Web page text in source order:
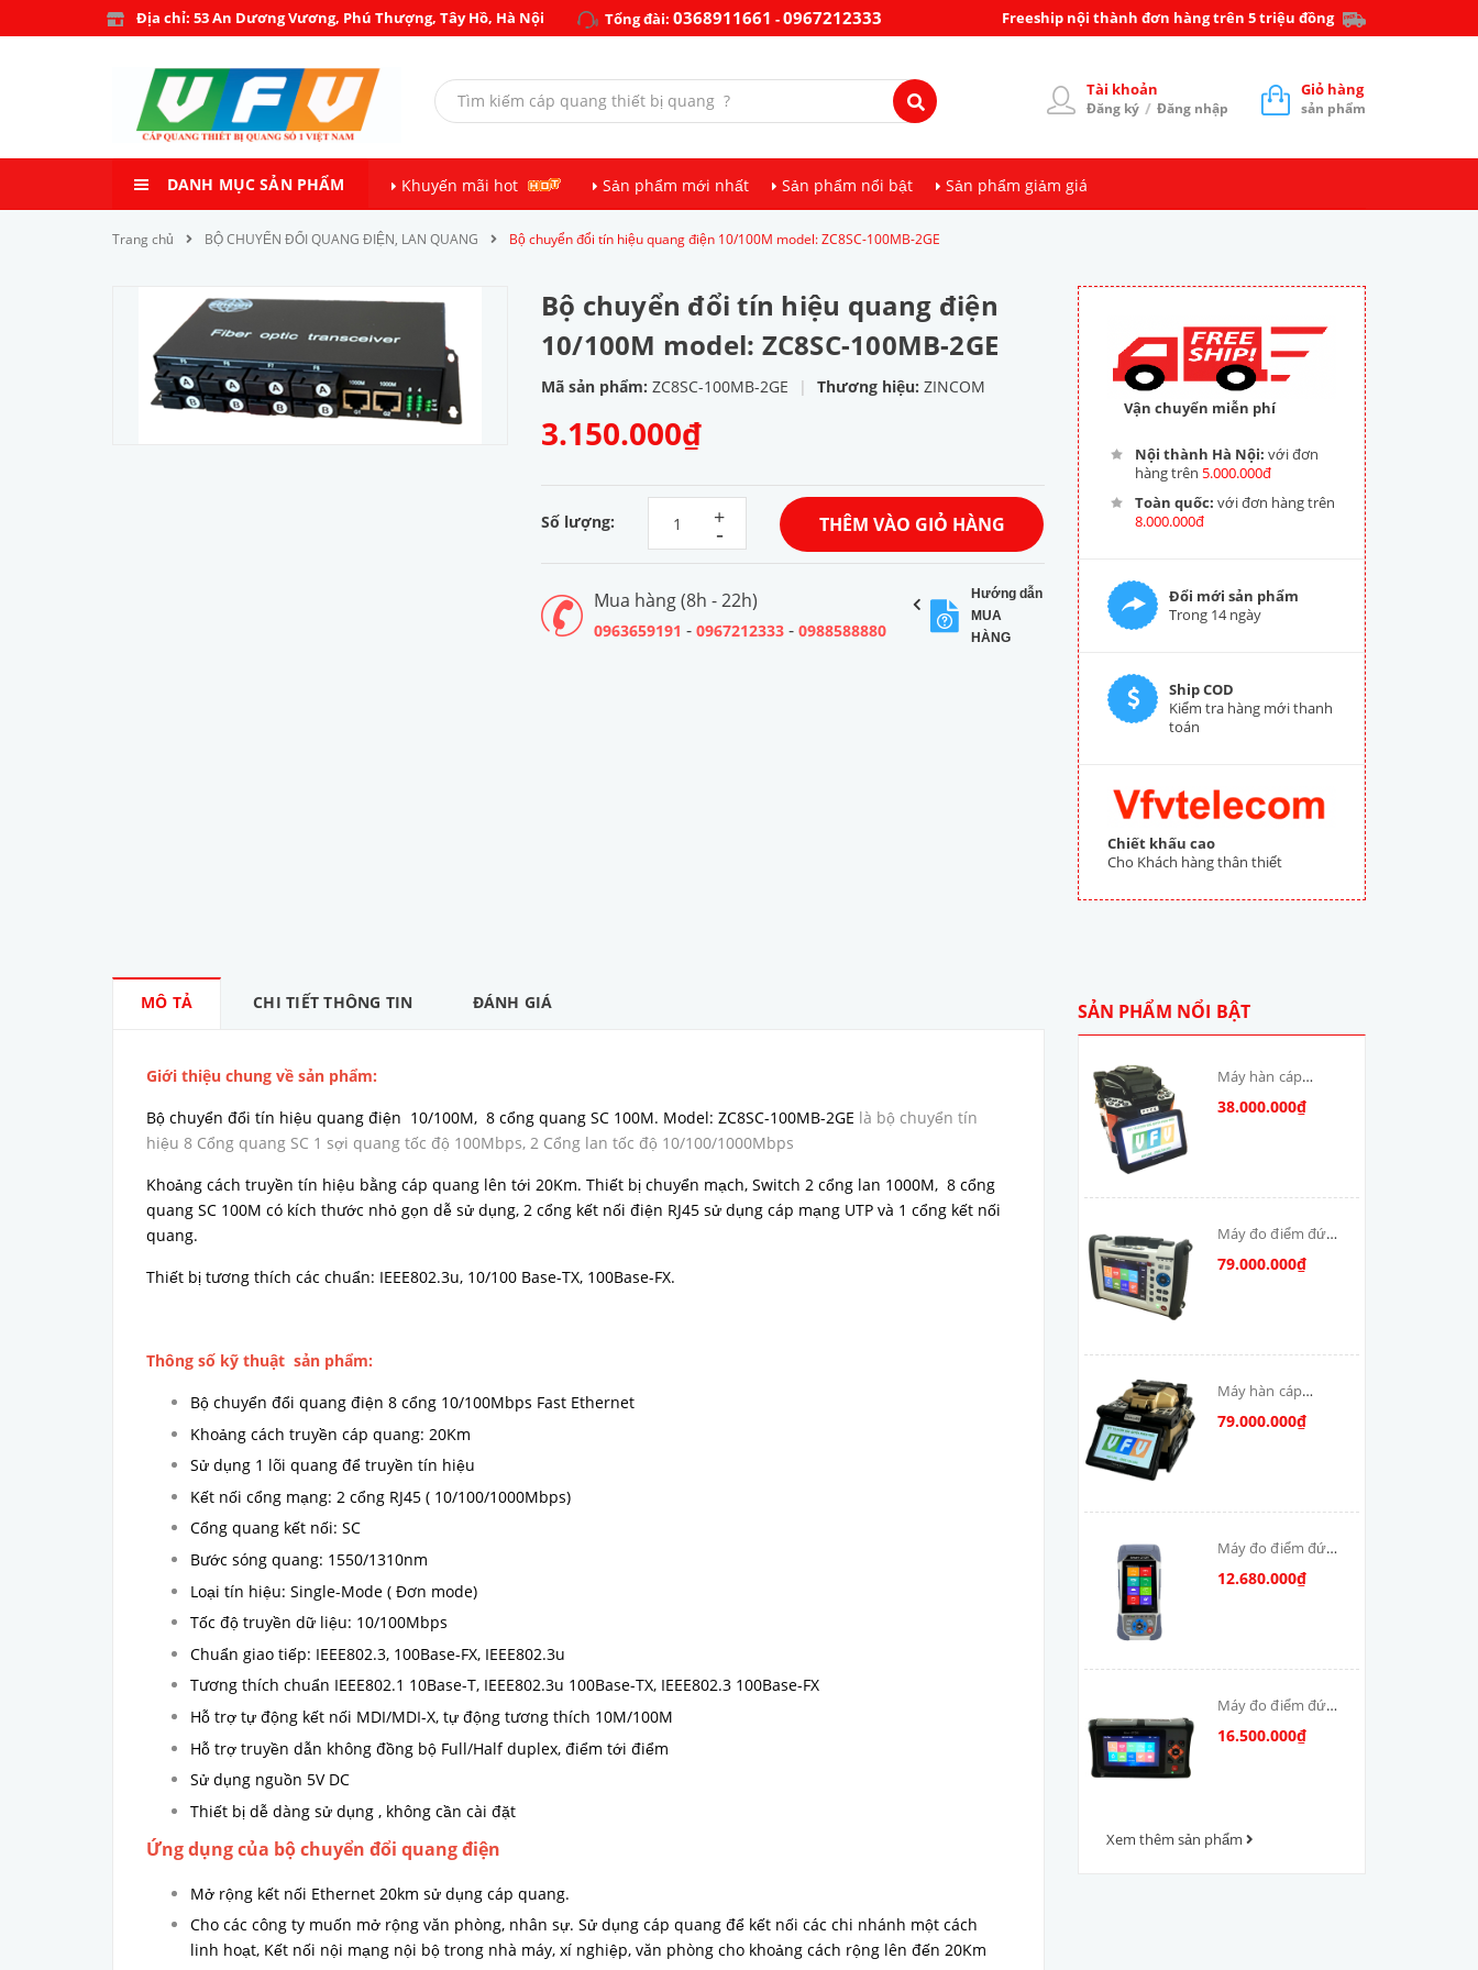
Địa chỉ: 53 An Dương Vương, Phú Thượng, Tây Hồ, Hà Nội Tổng đài: 0368911661 -0967212333 Freeship nội thành đơn hàng trên 5 triệu đồng
Tài khoản
Đăng ký / Đăng nhập
Giỏ hàng
sản phẩm
DANH MỤC SẢN PHẨM Khuyến mãi hot Sản phẩm mới nhất Sản phẩm nổi bật Sản phẩm giảm giá
Trang chủ BỘ CHUYỂN ĐỔI QUANG ĐIỆN, LAN QUANG Bộ chuyển đổi tín hiệu quang điện 10/100M model: ZC8SC-100MB-2GE
Bộ chuyển đổi tín hiệu quang điện
10/100M model: ZC8SC-100MB-2GE
Mã sản phẩm: ZC8SC-100MB-2GE | Thương hiệu: ZINCOM
3.150.000₫
Số lượng: -
+ THÊM VÀO GIỎ HÀNG
Mua hàng (8h - 22h)
0963659191 - 0967212333 - 0988588880
Hướng dẫn
MUA
HÀNG
Vận chuyển miễn phí
Nội thành Hà Nội: với đơn
hàng trên 5.000.000đ
Toàn quốc: với đơn hàng trên
8.000.000đ
Đổi mới sản phẩm
Trong 14 ngày
Ship COD
Kiểm tra hàng mới thanh
toán
Chiết khấu cao
Cho Khách hàng thân thiết
MÔ TẢ CHI TIẾT THÔNG TIN ĐÁNH GIÁ
Giới thiệu chung về sản phẩm:
Bộ chuyển đổi tín hiệu quang điện 10/100M, 8 cổng quang SC 100M. Model: ZC8SC-100MB-2GE là bộ chuyển tín
hiệu 8 Cổng quang SC 1 sợi quang tốc độ 100Mbps, 2 Cổng lan tốc độ 10/100/1000Mbps
Khoảng cách truyền tín hiệu bằng cáp quang lên tới 20Km. Thiết bị chuyển mạch, Switch 2 cổng lan 1000M, 8 cổng
quang SC 100M có kích thước nhỏ gọn dễ sử dụng, 2 cổng kết nối điện RJ45 sử dụng cáp mạng UTP và 1 cổng kết nối
quang.
Thiết bị tương thích các chuẩn: IEEE802.3u, 10/100 Base-TX, 100Base-FX.
Thông số kỹ thuật sản phẩm:
Bộ chuyển đổi quang điện 8 cổng 10/100Mbps Fast Ethernet
Khoảng cách truyền cáp quang: 20Km
Sử dụng 1 lõi quang để truyền tín hiệu
Kết nối cổng mạng: 2 cổng RJ45 ( 10/100/1000Mbps)
Cổng quang kết nối: SC
Bước sóng quang: 1550/1310nm
Loại tín hiệu: Single-Mode ( Đơn mode)
Tốc độ truyền dữ liệu: 10/100Mbps
Chuẩn giao tiếp: IEEE802.3, 100Base-FX, IEEE802.3u
Tương thích chuẩn IEEE802.1 10Base-T, IEEE802.3u 100Base-TX, IEEE802.3 100Base-FX
Hỗ trợ tự động kết nối MDI/MDI-X, tự động tương thích 10M/100M
Hỗ trợ truyền dẫn không đồng bộ Full/Half duplex, điểm tới điểm
Sử dụng nguồn 5V DC
Thiết bị dễ dàng sử dụng , không cần cài đặt
Ứng dụng của bộ chuyển đổi quang điện
Mở rộng kết nối Ethernet 20km sử dụng cáp quang.
Cho các công ty muốn mở rộng văn phòng, nhân sự. Sử dụng cáp quang để kết nối các chi nhánh một cách
linh hoạt, Kết nối nội mạng nội bộ trong nhà máy, xí nghiệp, văn phòng cho khoảng cách rộng lên đến 20Km
SẢN PHẨM NỔI BẬT
Máy hàn cáp
quang T-V6S-MAX
38.000.000₫
Máy đo điểm đứt
cáp quang: DSX-
79.000.000₫
Máy hàn cáp
quang Skycom
79.000.000₫
Máy đo điểm đứt
cáp quang OTDR-
12.680.000₫
Máy đo điểm đứt
cáp quang OTDR
16.500.000₫
Xem thêm sản phẩm